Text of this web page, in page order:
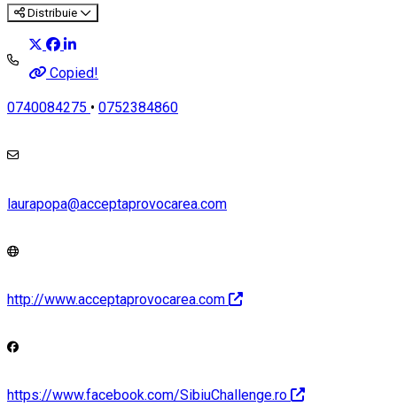
Distribuie
Copied!
0740084275 • 0752384860
laurapopa@acceptaprovocarea.com
http://www.acceptaprovocarea.com
https://www.facebook.com/SibiuChallenge.ro